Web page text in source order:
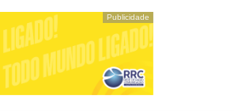
Publicidade